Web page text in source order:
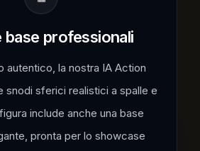
base professionali
autentico, la nostra IA Action
snodi sferici realistici a spalle e
include anche una base
pronta per lo showcase